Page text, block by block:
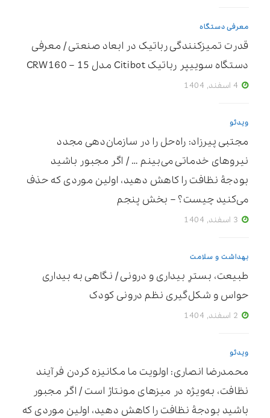
معرفی دستگاه
قدرت تمیزکنندگی رباتیک در ابعاد صنعتی / معرفی
دستگاه سوییپر رباتیک Citibot مدل CRW160 – 15
ویدئو
مجتبی پیرزاد: راه‌حل را در سازمان‌دهی مجدد
نیروهای خدماتی می‌بینم … / اگر مجبور باشید
بودجۀ نظافت را کاهش دهید، اولین موردی که حذف
می‌کنید چیست؟ – بخش پنجم
بهداشت و سلامت
طبیعت، بسترِ بیداری و درونی / نگاهی به بیداری
حواس و شکل‌گیری نظم درونی کودک
ویدئو
محمدرضا انصاری: اولویت ما مکانیزه ‌کردن فرآیند
نظافت، به‌ویژه در میزهای مونتاژ است / اگر مجبور
باشید بودجۀ نظافت را کاهش دهید، اولین موردی که